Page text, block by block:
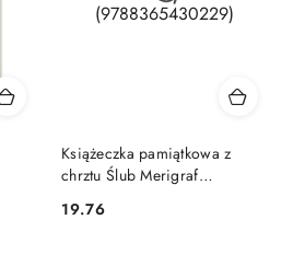
Książeczka pamiątkowa z
chrztu Ślub Merigraf
Cena:
19.76